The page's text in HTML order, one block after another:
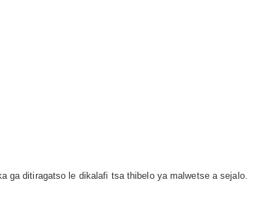
ga ditiragatso le dikalafi tsa thibelo ya malwetse a sejalo.